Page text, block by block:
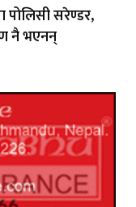
पोलिसी सरेण्डर,
नै भएनन्